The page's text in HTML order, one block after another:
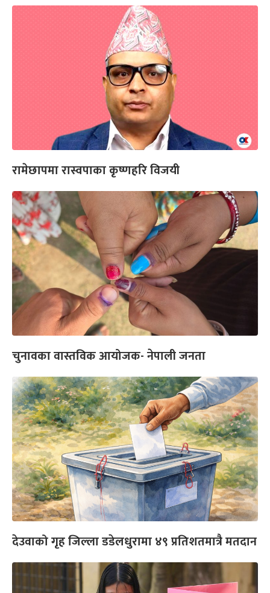
रामेछापमा रास्वपाका कृष्णहरि विजयी
चुनावका वास्तविक आयोजक- नेपाली जनता
देउवाको गृह जिल्ला डडेलधुरामा ४९ प्रतिशतमात्रै मतदान